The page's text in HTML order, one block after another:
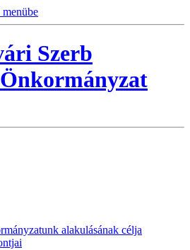
Szerb
alakulásának célja